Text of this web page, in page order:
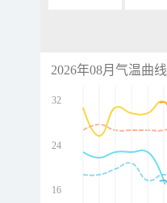
2026年08月气温曲线
32
24
16